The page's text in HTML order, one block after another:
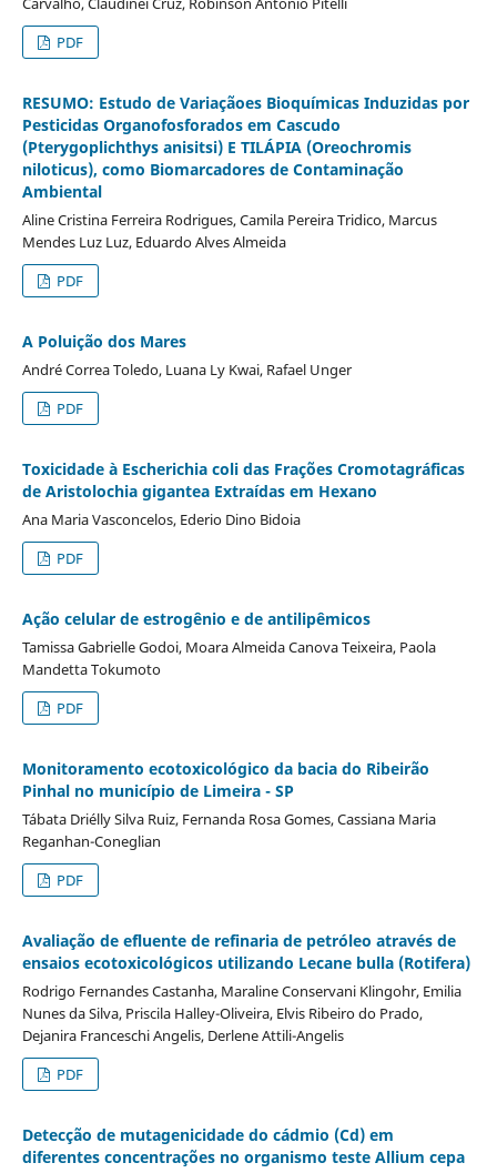
PDF
RESUMO: Estudo de Variaçãoes Bioquímicas Induzidas por
Pesticidas Organofosforados em Cascudo
(Pterygoplichthys anisitsi) E TILÁPIA (Oreochromis
niloticus), como Biomarcadores de Contaminação
Ambiental
Aline Cristina Ferreira Rodrigues, Camila Pereira Tridico, Marcus
Mendes Luz Luz, Eduardo Alves Almeida
PDF
A Poluição dos Mares
André Correa Toledo, Luana Ly Kwai, Rafael Unger
PDF
Toxicidade à Escherichia coli das Frações Cromotagráficas
de Aristolochia gigantea Extraídas em Hexano
Ana Maria Vasconcelos, Ederio Dino Bidoia
PDF
Ação celular de estrogênio e de antilipêmicos
Tamissa Gabrielle Godoi, Moara Almeida Canova Teixeira, Paola
Mandetta Tokumoto
PDF
Monitoramento ecotoxicológico da bacia do Ribeirão
Pinhal no município de Limeira - SP
Tábata Driélly Silva Ruiz, Fernanda Rosa Gomes, Cassiana Maria
Reganhan-Coneglian
PDF
Avaliação de efluente de refinaria de petróleo através de
ensaios ecotoxicológicos utilizando Lecane bulla (Rotifera)
Rodrigo Fernandes Castanha, Maraline Conservani Klingohr, Emilia
Nunes da Silva, Priscila Halley-Oliveira, Elvis Ribeiro do Prado,
Dejanira Franceschi Angelis, Derlene Attili-Angelis
PDF
Detecção de mutagenicidade do cádmio (Cd) em
diferentes concentrações no organismo teste Allium cepa